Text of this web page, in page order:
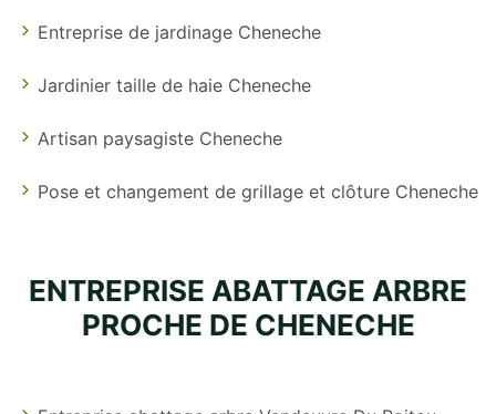
Entreprise de jardinage Cheneche
Jardinier taille de haie Cheneche
Artisan paysagiste Cheneche
Pose et changement de grillage et clôture Cheneche
ENTREPRISE ABATTAGE ARBRE
PROCHE DE CHENECHE